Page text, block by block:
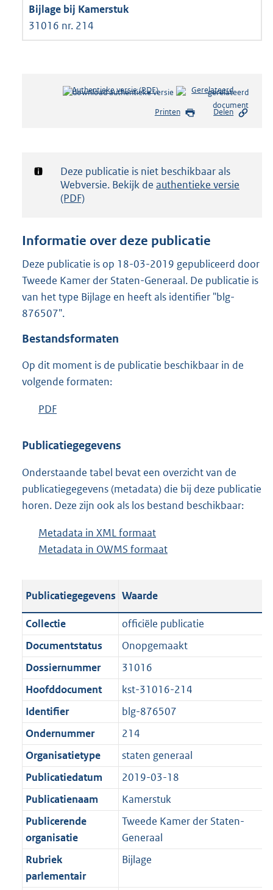
31016 nr. 214
Authentieke versie (PDF)b
s
d
g
t
e
:
3
Gerelateerd
Printen Delen
Notificatie:
Deze publicatie is niet beschikbaar als
Webversie. Bekijk de authentieke versie
(PDF)
Informatie over deze publicatie
Deze publicatie is op 18-03-2019 gepubliceerd door
Tweede Kamer der Staten-Generaal. De publicatie is
van het type Bijlage en heeft als identifier "blg-
876507".
Bestandsformaten
Op dit moment is de publicatie beschikbaar in de
volgende formaten:
D
w
l
o
a
p
u
l
c
a
t
i
e
i
n
f
o
r
m
a
a
t
PDF
s
a
n
d
g
r
o
t
e
:
3
2
1
K
b
Publicatiegegevens
Onderstaande tabel bevat een overzicht van de
publicatiegegevens (metadata) die bij deze publicatie
horen. Deze zijn ook als los bestand beschikbaar:
Metadata in XML formaat
e
a
n
d
s
r
o
o
t
e
:
1
K
b
Metadata in OWMS formaat
a
n
d
g
r
o
t
t
e
:
1
K
b
Publicatiegegevens Waarde
Collectie
officiële publicatie
Documentstatus
Onopgemaakt
Dossiernummer
31016
Hoofddocument
kst-31016-214
Identifier
blg-876507
Ondernummer
214
Organisatietype
staten generaal
Publicatiedatum
2019-03-18
Publicatienaam
Kamerstuk
Publicerende
organisatie
Tweede Kamer der Staten-
Generaal
Rubriek
parlementair
Bijlage